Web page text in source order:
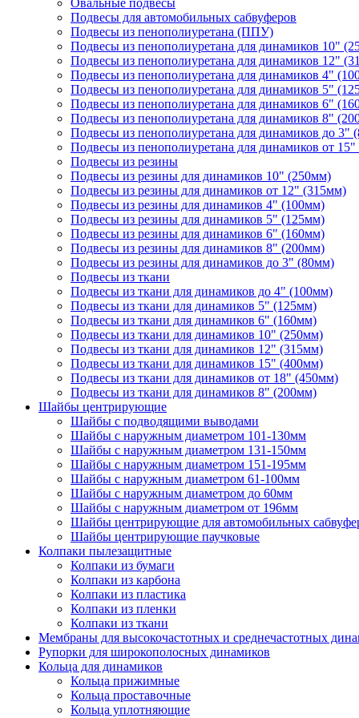
Овальные подвесы
Подвесы для автомобильных сабвуферов
Подвесы из пенополиуретана (ППУ)
Подвесы из пенополиуретана для динамиков 10"
Подвесы из пенополиуретана для динамиков 12"
Подвесы из пенополиуретана для динамиков 4"
Подвесы из пенополиуретана для динамиков 5"
Подвесы из пенополиуретана для динамиков 6"
Подвесы из пенополиуретана для динамиков 8"
Подвесы из пенополиуретана для динамиков до 3"
Подвесы из пенополиуретана для динамиков от
Подвесы из резины
Подвесы из резины для динамиков 10" (250мм)
Подвесы из резины для динамиков от 12" (315мм)
Подвесы из резины для динамиков 4" (100мм)
Подвесы из резины для динамиков 5" (125мм)
Подвесы из резины для динамиков 6" (160мм)
Подвесы из резины для динамиков 8" (200мм)
Подвесы из резины для динамиков до 3" (80мм)
Подвесы из ткани
Подвесы из ткани для динамиков до 4" (100мм)
Подвесы из ткани для динамиков 5" (125мм)
Подвесы из ткани для динамиков 6" (160мм)
Подвесы из ткани для динамиков 10" (250мм)
Подвесы из ткани для динамиков 12" (315мм)
Подвесы из ткани для динамиков 15" (400мм)
Подвесы из ткани для динамиков от 18" (450мм)
Подвесы из ткани для динамиков 8" (200мм)
Шайбы центрирующие
Шайбы с подводящими выводами
Шайбы с наружным диаметром 101-130мм
Шайбы с наружным диаметром 131-150мм
Шайбы с наружным диаметром 151-195мм
Шайбы с наружным диаметром 61-100мм
Шайбы с наружным диаметром до 60мм
Шайбы с наружным диаметром от 196мм
Шайбы центрирующие для автомобильных
Шайбы центрирующие паучковые
Колпаки пылезащитные
Колпаки из бумаги
Колпаки из карбона
Колпаки из пластика
Колпаки из пленки
Колпаки из ткани
Мембраны для высокочастотных и среднечастотных
Рупорки для широкополосных динамиков
Кольца для динамиков
Кольца прижимные
Кольца проставочные
Кольца уплотняющие